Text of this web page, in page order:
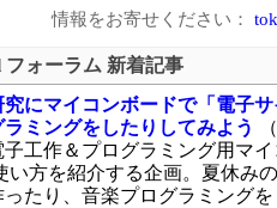
情報をお寄せください：
フォーラム 新着記事
にマイコンボードで「電子
ミングをしたりしてみよう
工作＆プログラミング用マイ
い方を紹介する企画。夏休み
たり、音楽プログラミング